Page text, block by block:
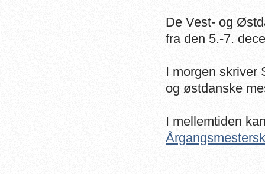
De Vest- og
fra den 5.-7.
I morgen skriver
og østdanske
I mellemtiden